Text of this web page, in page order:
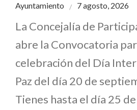
Ayuntamiento 7 agosto, 2026
La Concejalía de
abre la Convocatoria
celebración del Día
Paz del día 20 de
Tienes hasta el día 25